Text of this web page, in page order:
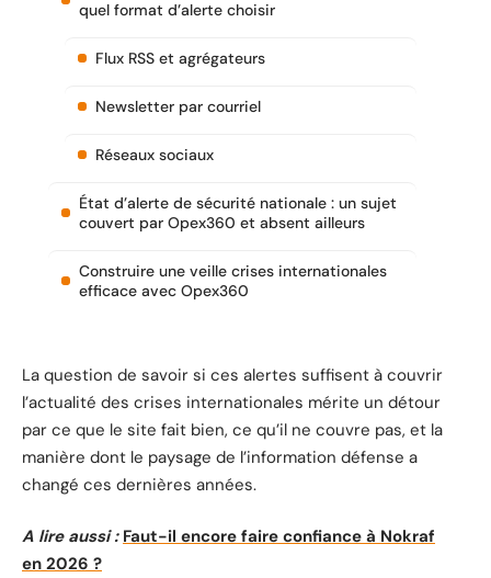
quel format d’alerte choisir
Flux RSS et agrégateurs
Newsletter par courriel
Réseaux sociaux
État d’alerte de sécurité nationale : un sujet
couvert par Opex360 et absent ailleurs
Construire une veille crises internationales
efficace avec Opex360
La question de savoir si ces alertes suffisent à couvrir
l’actualité des crises internationales mérite un détour
par ce que le site fait bien, ce qu’il ne couvre pas, et la
manière dont le paysage de l’information défense a
changé ces dernières années.
A lire aussi : Faut-il encore faire confiance à Nokraf
en 2026 ?